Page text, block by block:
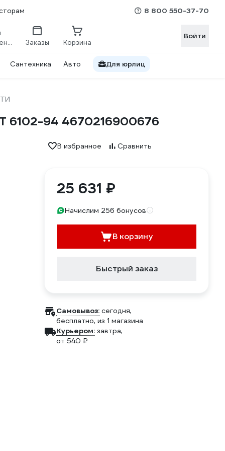
8 800 550-37-70
Сравнение Заказы Корзина
Войти
Сантехника Авто Для юрлиц
6102-94 4670216900676
В избранное Сравнить
25 631 ₽
Начислим 256 бонусов
В корзину
Быстрый заказ
Самовывоз: сегодня,
бесплатно, из 1 магазина
Курьером: завтра,
от 540 ₽